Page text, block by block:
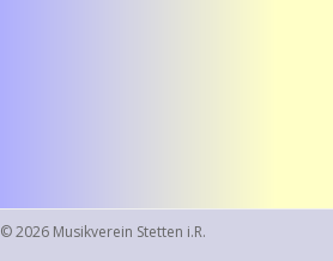
© 2026 Musikverein Stetten i.R.